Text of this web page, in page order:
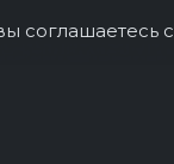
соглашаетесь с